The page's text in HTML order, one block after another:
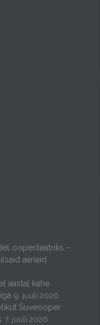
ooperiteatriks –
aariaid
aastal kahe
9. juuli 2026
Suveooper
7. juuli 2026